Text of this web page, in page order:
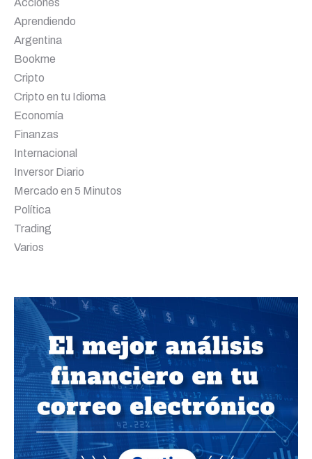
Acciones
Aprendiendo
Argentina
Bookme
Cripto
Cripto en tu Idioma
Economía
Finanzas
Internacional
Inversor Diario
Mercado en 5 Minutos
Política
Trading
Varios